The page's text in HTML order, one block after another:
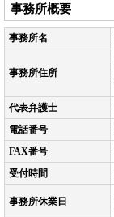
事務所概要
事務所名
事務所住所
代表弁護士
電話番号
FAX番号
受付時間
事務所休業日